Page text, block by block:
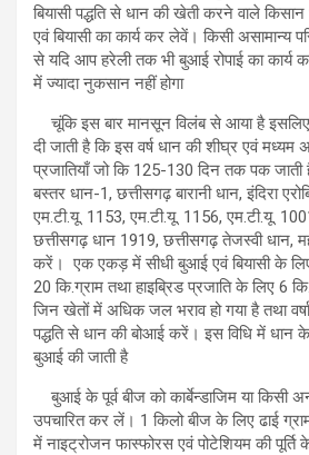
बियासी पद्धति से धान की खेती करने वाले
एवं बियासी का कार्य कर लेवें। किसी असामान्य
से यदि आप हरेली तक भी बुआई रोपाई का
में ज्यादा नुकसान नहीं होगा
चूंकि इस बार मानसून विलंब से आया है इसलिए
दी जाती है कि इस वर्ष धान की शीघ्र एवं मध्यम
प्रजातियाँ जो कि 125-130 दिन तक पक जाती
बस्तर धान-1, छत्तीसगढ़ बारानी धान, इंदिरा
एम.टी.यू. 1153, एम.टी.यू. 1156, एम.टी.यू.
छत्तीसगढ़ धान 1919, छत्तीसगढ़ तेजस्वी धान,
करें। एक एकड़ में सीधी बुआई एवं बियासी के लिए
20 कि.ग्राम तथा हाइब्रिड प्रजाति के लिए 6
जिन खेतों में अधिक जल भराव हो गया है तथा
पद्धति से धान की बोआई करें। इस विधि में धान
बुआई की जाती है
बुआई के पूर्व बीज को कार्बेन्डाजिम या किसी
उपचारित कर लें। 1 किलो बीज के लिए ढाई
में नाइट्रोजन फास्फोरस एवं पोटेशियम की पूर्ति